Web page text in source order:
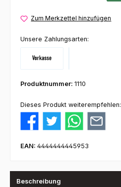
Zum Merkzettel hinzufügen
Unsere Zahlungsarten:
Produktnummer: 1110
Dieses Produkt weiterempfehlen:
EAN: 4444444445953
Beschreibung